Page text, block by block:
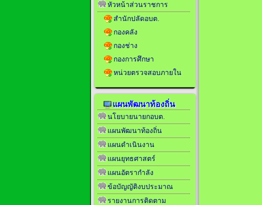
หัวหน้าส่วนราชการ
สำนักปลัดอบต.
กองคลัง
กองช่าง
กองการศึกษา
หน่วยตรวจสอบภายใน
แผนพัฒนาท้องถิ่น
นโยบายนายกอบต.
แผนพัฒนาท้องถิ่น
แผนดำเนินงาน
แผนยุทธศาสตร์
แผนอัตรากำลัง
ข้อบัญญัติงบประมาณ
รายงานการติดตาม